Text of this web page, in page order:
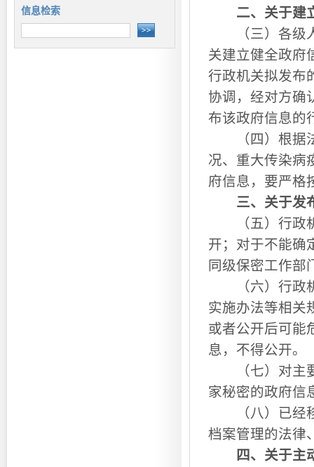
信息检索
二、关于建
（三）各级人
关建立健全政府
行政机关拟发布
协调，经对方确
布该政府信息的
（四）根据法
况、重大传染病
府信息，要严格
三、关于发
（五）行政机
开；对于不能确
同级保密工作部
（六）行政机
实施办法等相关
或者公开后可能
息，不得公开。
（七）对主要
家秘密的政府信
（八）已经移
档案管理的法律
四、关于主